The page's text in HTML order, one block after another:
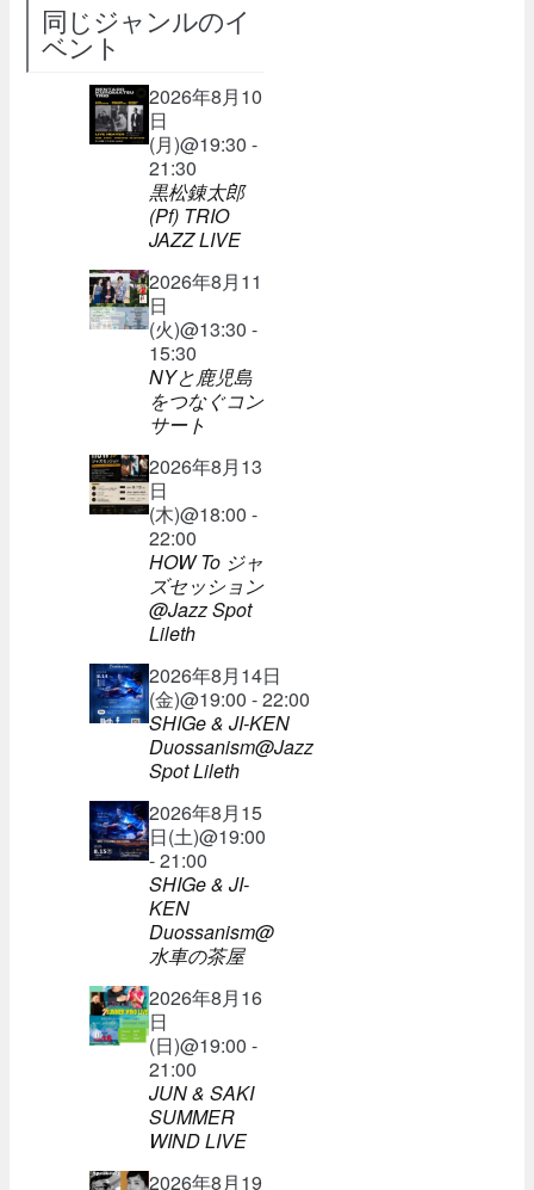
同じジャンルのイ
ベント
2026年8月10
日
(月)@19:30 -
21:30
黒松錬太郎
(Pf) TRIO
JAZZ LIVE
2026年8月11
日
(火)@13:30 -
15:30
NYと鹿児島
をつなぐコン
サート
2026年8月13
日
(木)@18:00 -
22:00
HOW To ジャ
ズセッション
@Jazz Spot
Lileth
2026年8月14日
(金)@19:00 - 22:00
SHIGe & JI-KEN
Duossanism@Jazz
Spot Lileth
2026年8月15
日(土)@19:00
- 21:00
SHIGe & JI-
KEN
Duossanism@
水車の茶屋
2026年8月16
日
(日)@19:00 -
21:00
JUN & SAKI
SUMMER
WIND LIVE
2026年8月19